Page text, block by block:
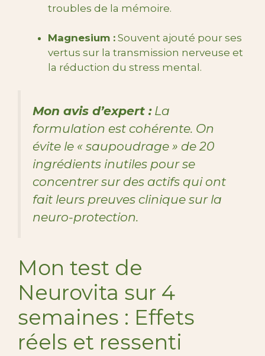
troubles de la mémoire.
Magnesium : Souvent ajouté pour ses
vertus sur la transmission nerveuse et
la réduction du stress mental.
Mon avis d’expert :La
formulation est cohérente. On
évite le « saupoudrage » de 20
ingrédients inutiles pour se
concentrer sur des actifs qui ont
fait leurs preuves clinique sur la
neuro-protection.
Mon test de
Neurovita sur 4
semaines : Effets
réels et ressenti